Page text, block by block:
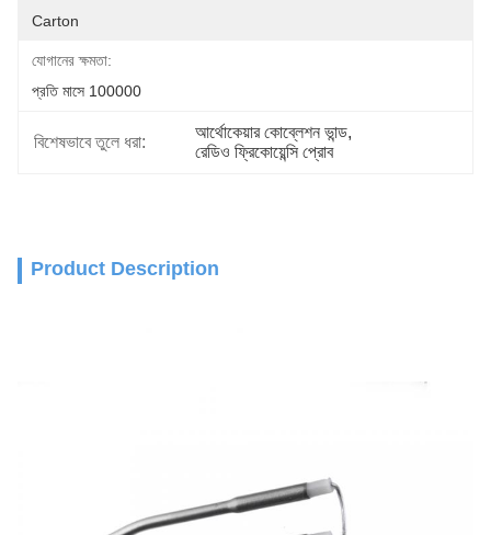
Carton
যোগানের ক্ষমতা:
প্রতি মাসে 100000
বিশেষভাবে তুলে ধরা:
আর্থোকেয়ার কোব্লেশন ভান্ড,
রেডিও ফ্রিকোয়েন্সি প্রোব
Product Description